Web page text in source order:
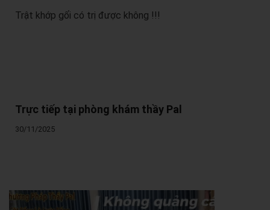
Trật khớp gối có trị được không !!!
Trực tiếp tại phòng khám thầy Pal
30/11/2025